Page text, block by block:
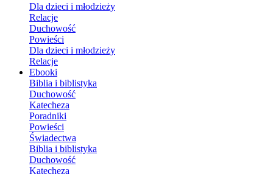
Dla dzieci i młodzieży
Relacje
Duchowość
Powieści
Dla dzieci i młodzieży
Relacje
Ebooki
Biblia i biblistyka
Duchowość
Katecheza
Poradniki
Powieści
Świadectwa
Biblia i biblistyka
Duchowość
Katecheza